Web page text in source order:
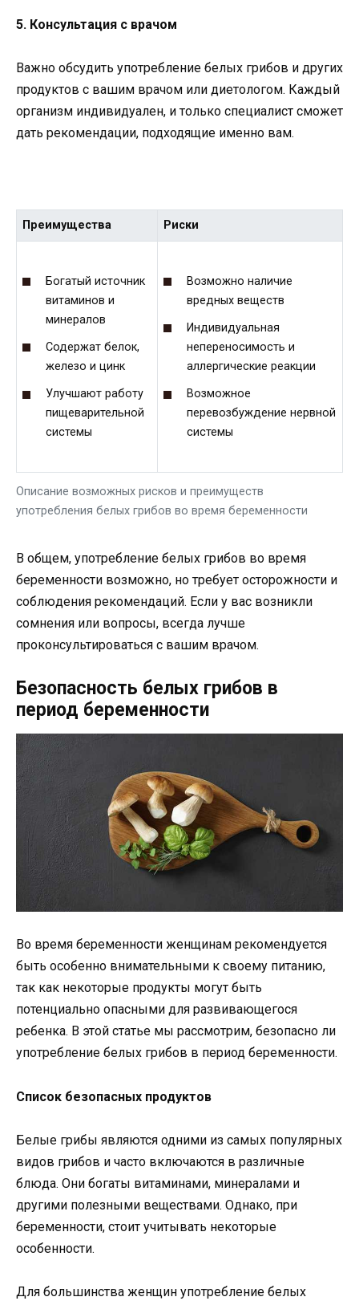
5. Консультация с врачом
Важно обсудить употребление белых грибов и других
продуктов с вашим врачом или диетологом. Каждый
организм индивидуален, и только специалист сможет
дать рекомендации, подходящие именно вам.
Описание возможных рисков и преимуществ
употребления белых грибов во время беременности
Преимущества Риски
Богатый источник
витаминов и
минералов
Содержат белок,
железо и цинк
Улучшают работу
пищеварительной
системы
Возможно наличие
вредных веществ
Индивидуальная
непереносимость и
аллергические реакции
Возможное
перевозбуждение нервной
системы
В общем, употребление белых грибов во время
беременности возможно, но требует осторожности и
соблюдения рекомендаций. Если у вас возникли
сомнения или вопросы, всегда лучше
проконсультироваться с вашим врачом.
Безопасность белых грибов в
период беременности
Во время беременности женщинам рекомендуется
быть особенно внимательными к своему питанию,
так как некоторые продукты могут быть
потенциально опасными для развивающегося
ребенка. В этой статье мы рассмотрим, безопасно ли
употребление белых грибов в период беременности.
Список безопасных продуктов
Белые грибы являются одними из самых популярных
видов грибов и часто включаются в различные
блюда. Они богаты витаминами, минералами и
другими полезными веществами. Однако, при
беременности, стоит учитывать некоторые
особенности.
Для большинства женщин употребление белых